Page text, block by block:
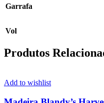
Garrafa
Vol
Produtos
Add to wishlist